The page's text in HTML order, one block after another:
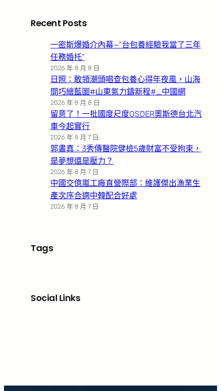
Recent Posts
一密斯爆婚介內幕—”台包養經驗我當了三年
任務婚托”
2026 年 8 月 8 日
日照：敢領潮頭唱查包養心得年夜風，山海
間巧繪藍圖#山東氣力鑄新程#_中國網
2026 年 8 月 8 日
留意了！一批國度尺度OSDER奧斯德台北汽
車今起實行
2026 年 8 月 7 日
郭書真：3秀傳醫院健檢5歲財富不受拘束，
是夢想還是壓力？
2026 年 8 月 7 日
中國交億嵐工廠直營際部：維護傑出漁業生
產次序合適中韓配合好處
2026 年 8 月 7 日
Tags
Social Links